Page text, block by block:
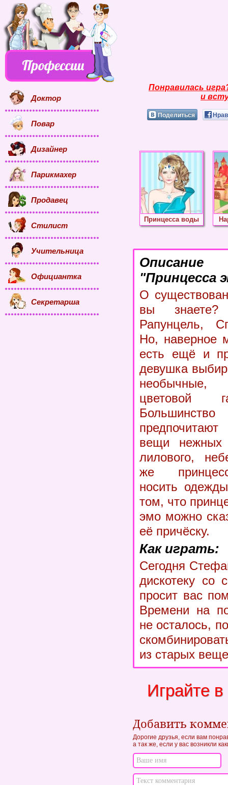
Понравилась
и
Поделиться
Принцесса воды
"Принцесса
О
вы
Рапунцель,
Но, наверное
есть ещё и
девушка
цветовой
вещи нежных
лилового,
же
носить
том, что
эмо можно
её причёску.
Как играть:
Сегодня
дискотеку со
просит вас
Времени на
не осталось,
из старых
Играйте
Добавить
Дорогие друзья, если вам
а так же, если у вас возникли
Доктор
Повар
Дизайнер
Парикмахер
Продавец
Стилист
Учительница
Официантка
Секретарша